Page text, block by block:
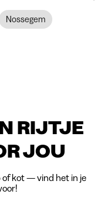
Nossegem
RIJTJE
JOU
kot — vind het in je